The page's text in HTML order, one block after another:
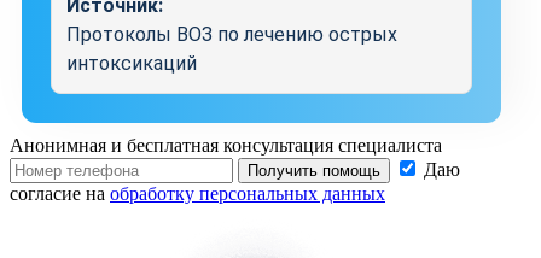
Источник:
Протоколы ВОЗ по лечению острых
интоксикаций
Анонимная и бесплатная консультация специалиста
Получить помощь
Даю
согласие на обработку персональных данных